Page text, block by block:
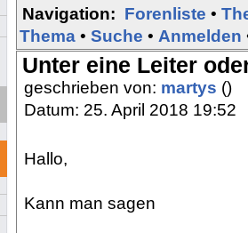
Navigation: Forenliste •
Thema • Suche • Anmelden
Unter eine Leiter
geschrieben von: martys ()
Datum: 25. April 2018 19:52
Hallo,
Kann man sagen